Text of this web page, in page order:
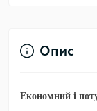
Опис
Економний і